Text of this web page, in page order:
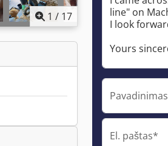
1 / 17
El. paštas*